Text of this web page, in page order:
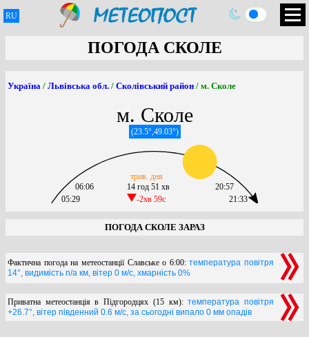
RU
ПОГОДА СКОЛЕ
Україна / Львівська обл. / Сколівський район / м. Сколе
м. Сколе
(23.5°,49.03°)
05:29
06:06
14 год 51 хв
-2хв 59c
трив. дня
21:33
20:57
ПОГОДА СКОЛЕ ЗАРАЗ
Фактична погода на метеостанції Славське о 6:00:температура повітря
14°, видимість n/a км, вітер 0 м/с, хмарність 0%
Приватна метеостанція в Підгородцях (15 км):температура повітря
+26.7°, вітер південний 0.6 м/с, за сьогодні випало 0 мм опадів